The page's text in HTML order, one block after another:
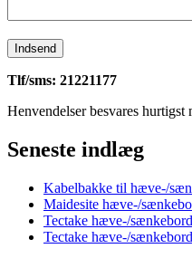
Tlf/sms: 21221177
Henvendelser besvares
Seneste indlæg
Kabelbakke til hæve-/
Maidesite hæve-/
Tectake hæve-/
Tectake hæve-/